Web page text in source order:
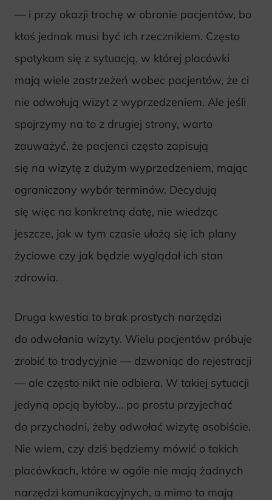
— i przy okazji trochę w obronie pacjentów, bo
ktoś jednak musi być ich rzecznikiem. Często
spotykam się z sytuacją, w której placówki
mają wiele zastrzeżeń wobec pacjentów, że ci
nie odwołują wizyt z wyprzedzeniem. Ale jeśli
spojrzymy na to z drugiej strony, warto
zauważyć, że pacjenci często zapisują
się na wizytę z dużym wyprzedzeniem, mając
ograniczony wybór terminów. Decydują
się więc na konkretną datę, nie wiedząc
jeszcze, jak w tym czasie ułożą się ich plany
życiowe czy jak będzie wyglądał ich stan
zdrowia.
Druga kwestia to brak prostych narzędzi
do odwołania wizyty. Wielu pacjentów próbuje
zrobić to tradycyjnie — dzwoniąc do rejestracji
— ale często nikt nie odbiera. W takiej sytuacji
jedyną opcją byłoby… po prostu przyjechać
do przychodni, żeby odwołać wizytę osobiście.
Nie wiem, czy dziś będziemy mówić o takich
placówkach, które w ogóle nie mają żadnych
narzędzi komunikacyjnych, a mimo to mają